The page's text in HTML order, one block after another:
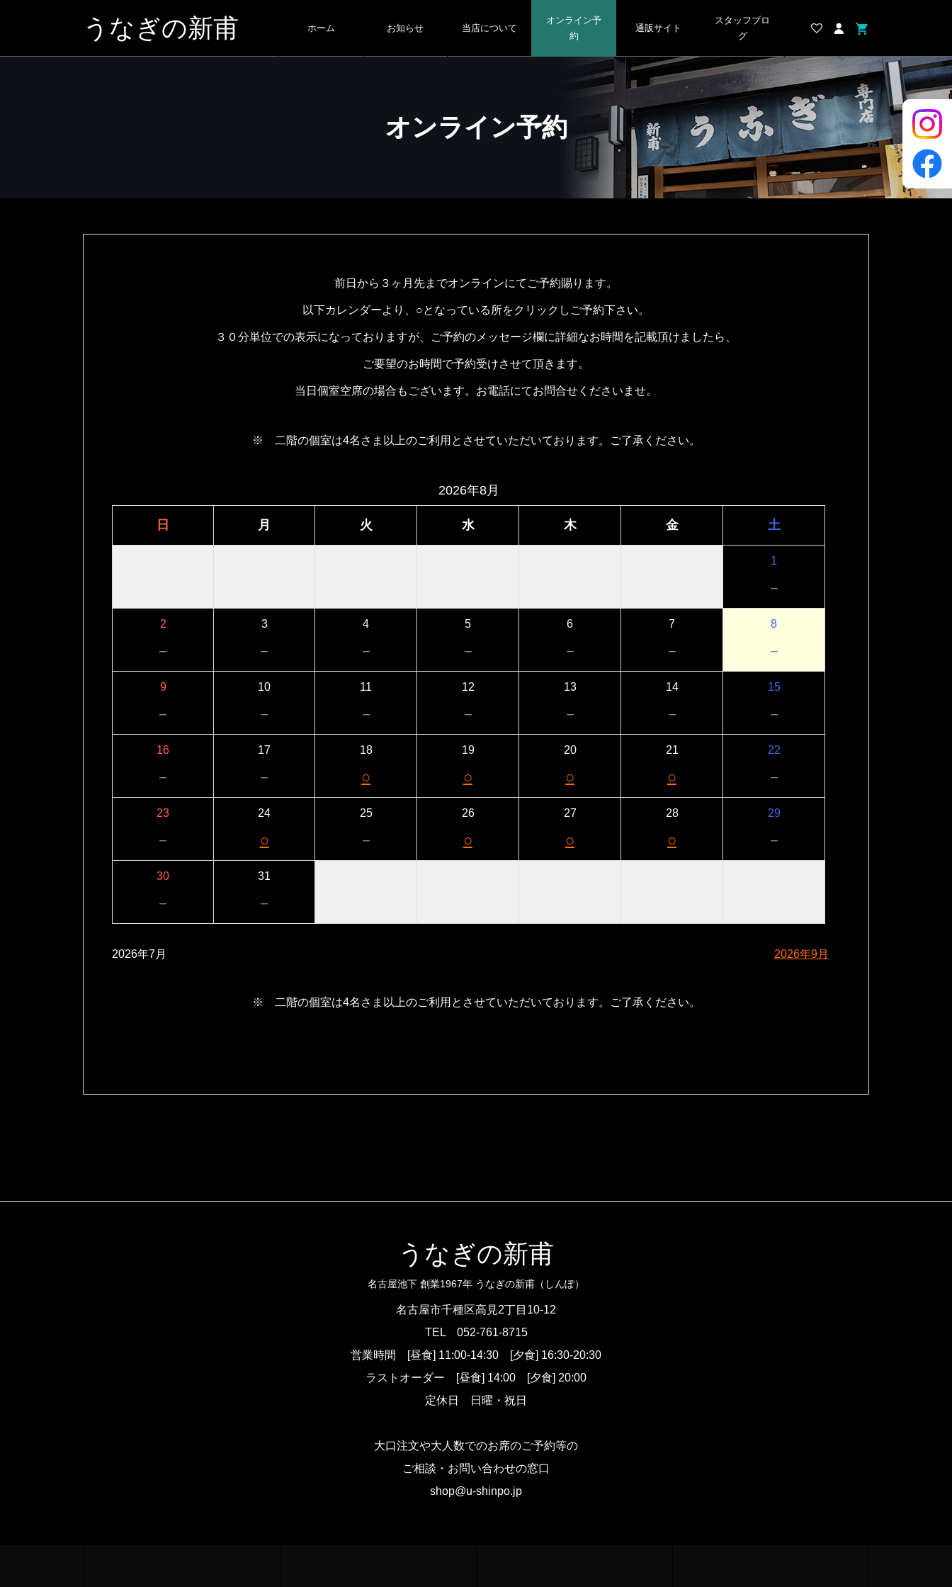
うなぎの新甫 ホーム お知らせ 当店について
オンライン予
約
通販サイト
スタッフブロ
グ
オンライン予約
前日から３ヶ月先までオンラインにてご予約賜ります。
以下カレンダーより、○となっている所をクリックしご予約下さい。
３０分単位での表示になっておりますが、ご予約のメッセージ欄に詳細なお時間を記載頂けましたら、
ご要望のお時間で予約受けさせて頂きます。
当日個室空席の場合もございます。お電話にてお問合せくださいませ。
※ 二階の個室は4名さま以上のご利用とさせていただいております。ご了承ください。
2026年8月
日 月 火 水 木 金 土
1
－
2
－
3
－
4
－
5
－
6
－
7
－
8
－
9
－
10
－
11
－
12
－
13
－
14
－
15
－
16
－
17
－
18
○
19
○
20
○
21
○
22
－
23
－
24
○
25
－
26
○
27
○
28
○
29
－
30
－
31
－
2026年7月 2026年9月
※ 二階の個室は4名さま以上のご利用とさせていただいております。ご了承ください。
うなぎの新甫
名古屋池下 創業1967年 うなぎの新甫（しんぽ）
名古屋市千種区高見2丁目10-12
TEL 052-761-8715
営業時間
[昼食] 11:00-14:30 [夕食] 16:30-20:30
ラストオーダー
[昼食] 14:00 [夕食] 20:00
定休日 日曜・祝日
大口注文や大人数でのお席のご予約等の
ご相談・お問い合わせの窓口
shop@u-shinpo.jp